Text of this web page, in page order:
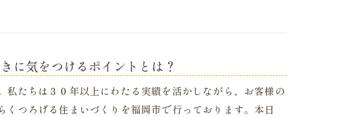
に気をつけるポイントとは？
私たちは３０年以上にわたる実績を活かしながら、お客様の
くつろげる住まいづくりを福岡市で行っております。本日